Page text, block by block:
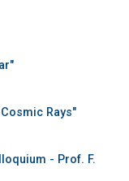
Rays"
- Prof. F.